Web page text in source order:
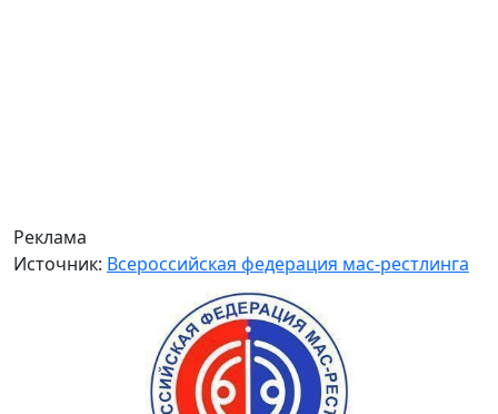
Реклама
Источник: Всероссийская федерация мас-рестлинга